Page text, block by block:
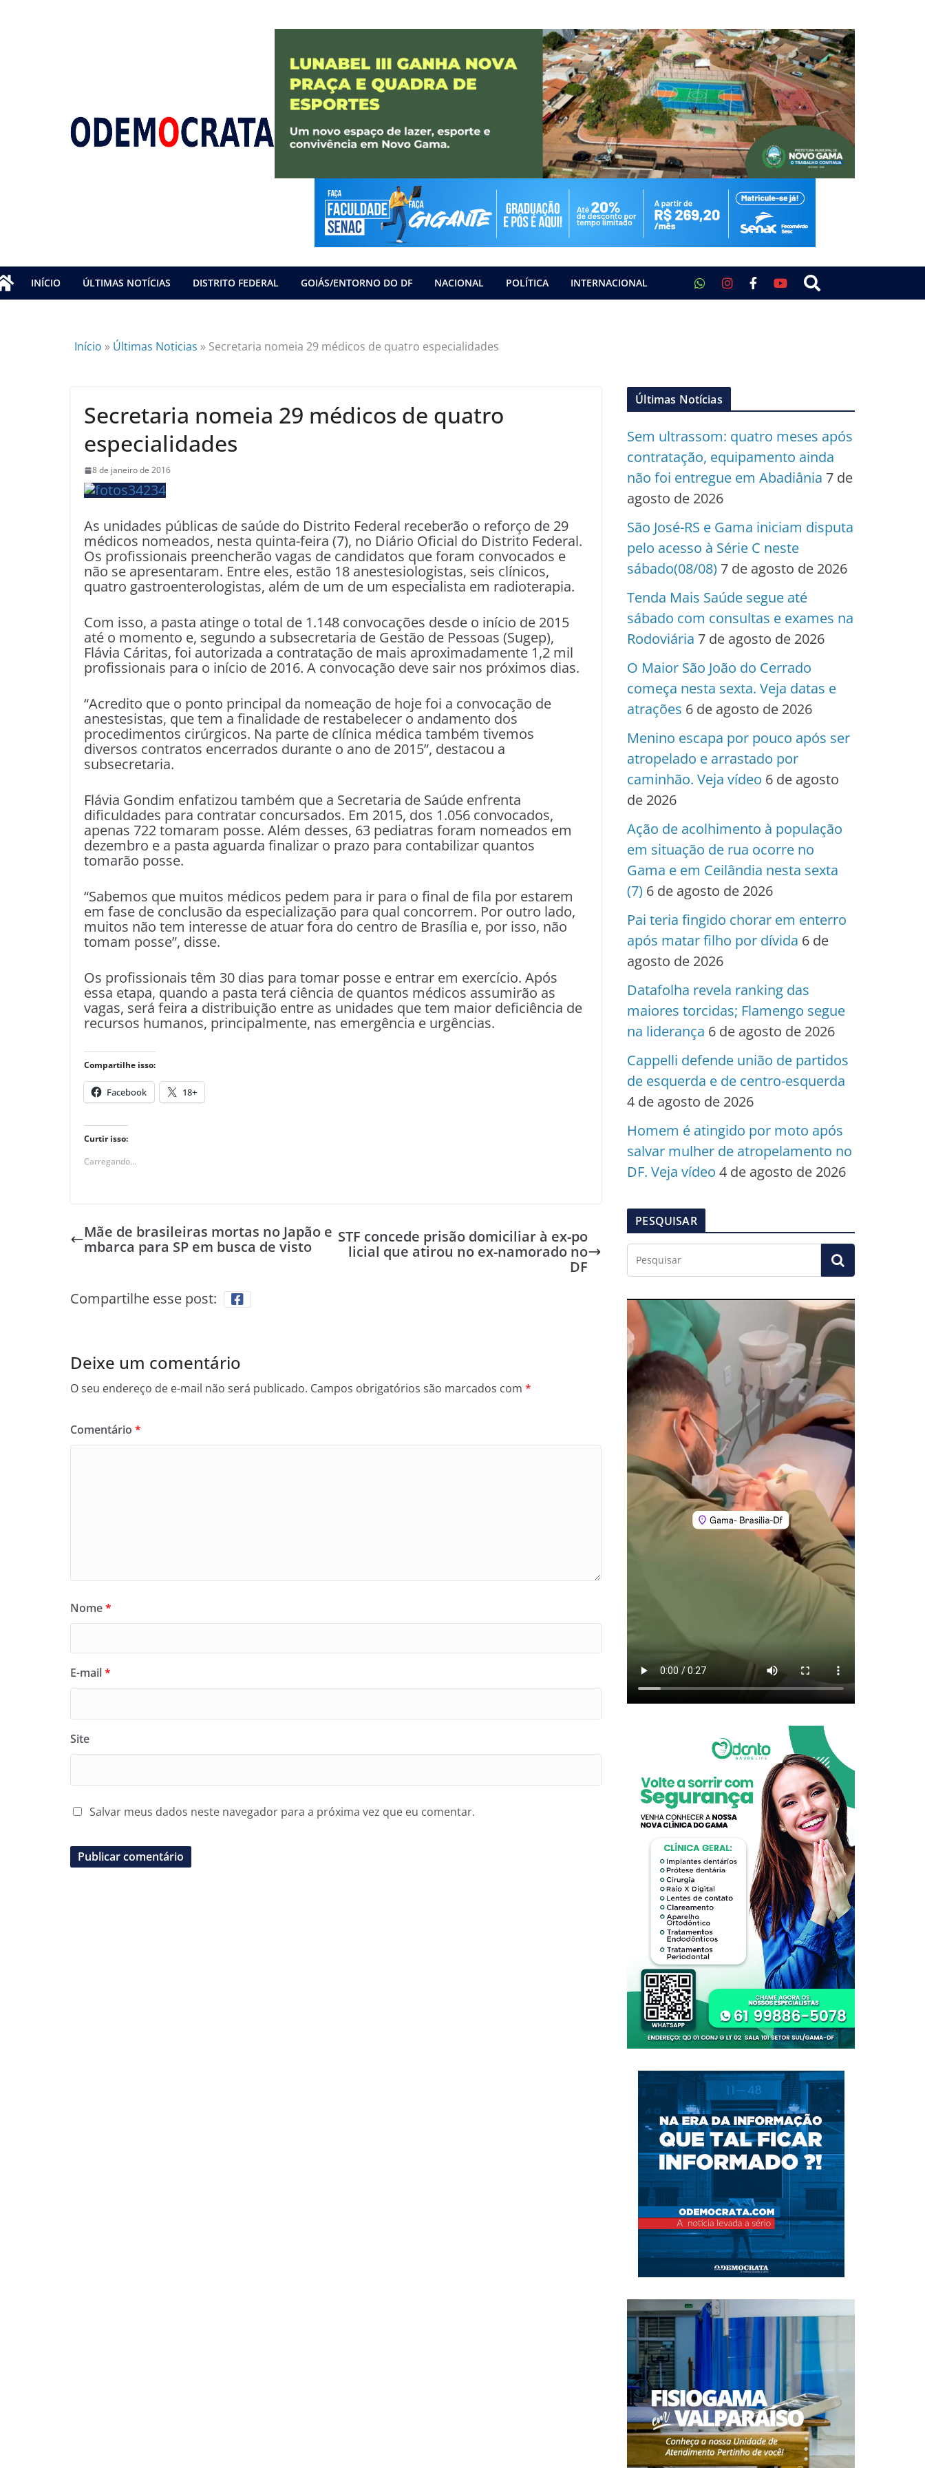
INÍCIO ÚLTIMAS NOTÍCIAS DISTRITO FEDERAL GOIÁS/ENTORNO DO DF NACIONAL POLÍTICA INTERNACIONAL
Início » Últimas Noticias » Secretaria nomeia 29 médicos de quatro especialidades
Secretaria nomeia 29 médicos de quatro
especialidades
8 de janeiro de 2016
As unidades públicas de saúde do Distrito Federal receberão o reforço de 29
médicos nomeados, nesta quinta-feira (7), no Diário Oficial do Distrito Federal.
Os profissionais preencherão vagas de candidatos que foram convocados e
não se apresentaram. Entre eles, estão 18 anestesiologistas, seis clínicos,
quatro gastroenterologistas, além de um de um especialista em radioterapia.
Com isso, a pasta atinge o total de 1​.​148 convocações desde o início de 2015
até o momento e, segundo a subsecretaria de Gestão de Pessoas (Sugep),
Flávia Cáritas, foi autorizada a contratação de mais aproximadamente 1,2 mil
profissionais para o início de 2016. A convocação deve sair nos próximos dias.
“Acredito que o ponto principal da nomeação de hoje foi a convocação de
anestesistas, que tem a finalidade de restabelecer o andamento dos
procedimentos cirúrgicos. Na parte de clínica médica também tivemos
diversos contratos encerrados durante o ano de 2015”, destacou a
subsecretaria.
Flávia Gondim enfatizou também que a Secretaria de Saúde enfrenta
dificuldades para contratar concursados. Em 2015, dos​ 1.056 convocados,
apenas 722 tomaram posse. Além desses, 63 pediatras foram nomeados em
dezembro e a pasta aguarda finalizar o prazo para contabilizar quantos
tomarão posse.
“Sabemos que muitos médicos pedem para ir para o final de fila por estarem
em fase de conclusão da especialização para qual concorrem. Por outro lado,
muitos não tem interesse de atuar fora do centro de Brasília e, por isso, não
tomam posse”, disse.
Os profissionais têm 30 dias para tomar posse e entrar em exercício. Após
essa etapa, quando a pasta terá ciência de quantos médicos assumirão as
vagas, será feira a distribuição entre as unidades que tem maior deficiência de
recursos humanos, principalmente, nas emergência e urgências.
Compartilhe isso:
Facebook 18+
Curtir isso:
Carregando...
Mãe de brasileiras mortas no Japão e
mbarca para SP em busca de visto
STF concede prisão domiciliar à ex-po
licial que atirou no ex-namorado no
DF
Compartilhe esse post:
Deixe um comentário
O seu endereço de e-mail não será publicado. Campos obrigatórios são marcados com *
Comentário *
Nome*
E-mail*
Site
Salvar meus dados neste navegador para a próxima vez que eu comentar.
Últimas Notícias
Sem ultrassom: quatro meses após
contratação, equipamento ainda
não foi entregue em Abadiânia 7 de
agosto de 2026
São José-RS e Gama iniciam disputa
pelo acesso à Série C neste
sábado(08/08) 7 de agosto de 2026
Tenda Mais Saúde segue até
sábado com consultas e exames na
Rodoviária 7 de agosto de 2026
O Maior São João do Cerrado
começa nesta sexta. Veja datas e
atrações 6 de agosto de 2026
Menino escapa por pouco após ser
atropelado e arrastado por
caminhão. Veja vídeo 6 de agosto
de 2026
Ação de acolhimento à população
em situação de rua ocorre no
Gama e em Ceilândia nesta sexta
(7) 6 de agosto de 2026
Pai teria fingido chorar em enterro
após matar filho por dívida 6 de
agosto de 2026
Datafolha revela ranking das
maiores torcidas; Flamengo segue
na liderança 6 de agosto de 2026
Cappelli defende união de partidos
de esquerda e de centro-esquerda
4 de agosto de 2026
Homem é atingido por moto após
salvar mulher de atropelamento no
DF. Veja vídeo 4 de agosto de 2026
PESQUISAR